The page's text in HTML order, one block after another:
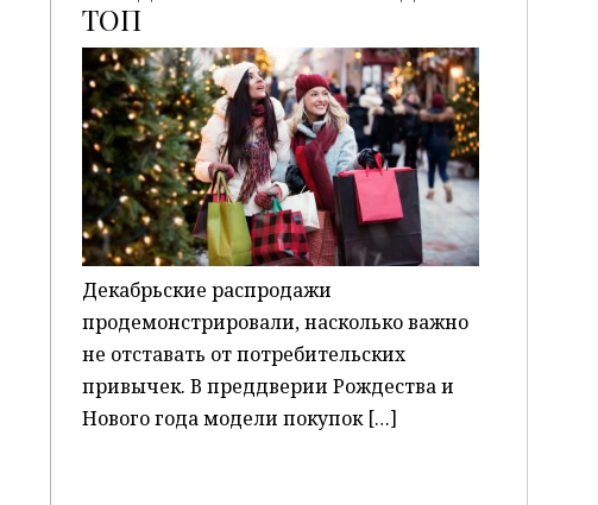
ТОП
P
Декабрьские распродажи
продемонстрировали, насколько важно
не отставать от потребительских
привычек. В преддверии Рождества и
Нового года модели покупок […]